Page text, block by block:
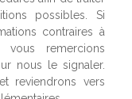
possibles. Si
contraires à
vous remercions
nous le signaler.
reviendrons vers